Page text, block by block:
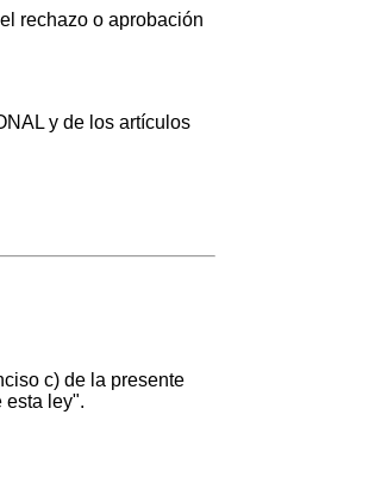
rechazo o aprobación
y de los artículos
c) de la presente
esta ley".